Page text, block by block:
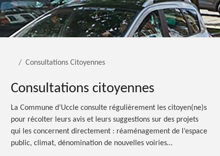
Consultations Citoyennes
Consultations citoyennes
La Commune d’Uccle consulte régulièrement les citoyen(ne)s
pour récolter leurs avis et leurs suggestions sur des projets
qui les concernent directement : réaménagement de l’espace
public, climat, dénomination de nouvelles voiries…